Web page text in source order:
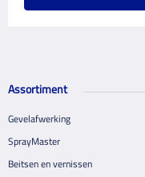
Assortiment
Gevelafwerking
SprayMaster
Beitsen en vernissen